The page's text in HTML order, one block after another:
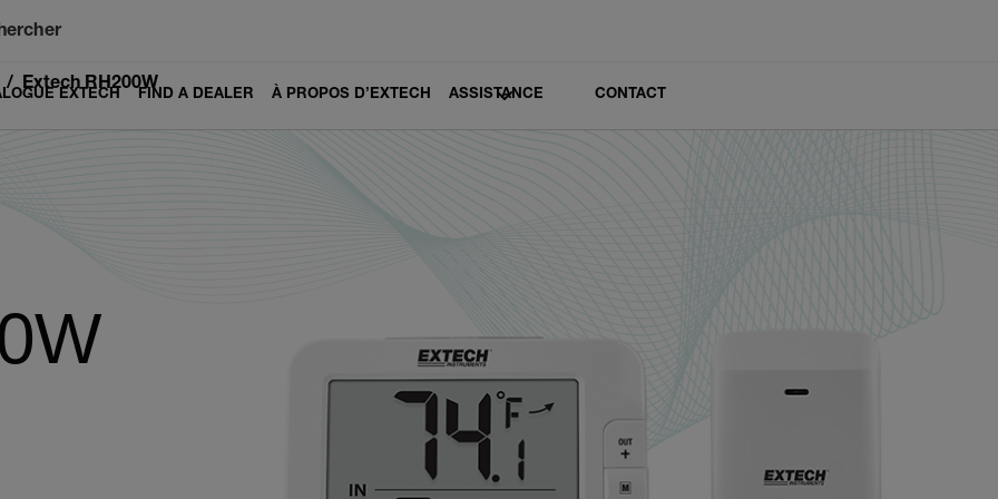
EXTECH FIND A DEALER À PROPOS D’EXTECH ASSISTANCE CONTACT
Extech RH200W